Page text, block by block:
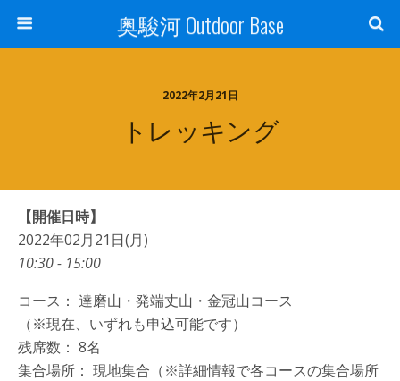
奥駿河 Outdoor Base
2022年2月21日
トレッキング
【開催日時】
2022年02月21日(月)
10:30 - 15:00
コース： 達磨山・発端丈山・金冠山コース
（※現在、いずれも申込可能です）
残席数： 8名
集合場所： 現地集合（※詳細情報で各コースの集合場所